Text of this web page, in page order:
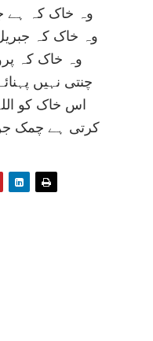
وہ خاک کہ ہے
وہ خاک کہ
وہ خاک کہ
چنتی نہيں
اس خاک کو
کرتی ہے چمک